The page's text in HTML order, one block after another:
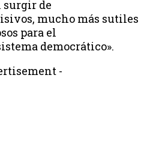
surgir de
mucho más sutiles
para el
democrático».
-